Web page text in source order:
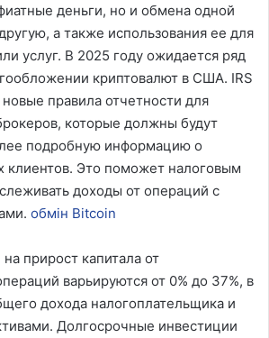
деньги, но и обмена одной
а также использования ее для
услуг. В 2025 году ожидается ряд
криптовалют в США. IRS
правила отчетности для
которые должны будут
подробную информацию о
клиентов. Это поможет налоговым
доходы от операций с
обмін Bitcoin
прирост капитала от
варьируются от 0% до 37%, в
дохода налогоплательщика и
Долгосрочные инвестиции